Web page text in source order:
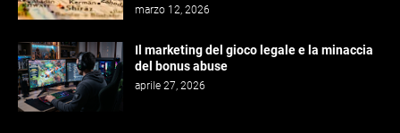
marzo 12, 2026
Il marketing del gioco legale e la minaccia
del bonus abuse
aprile 27, 2026